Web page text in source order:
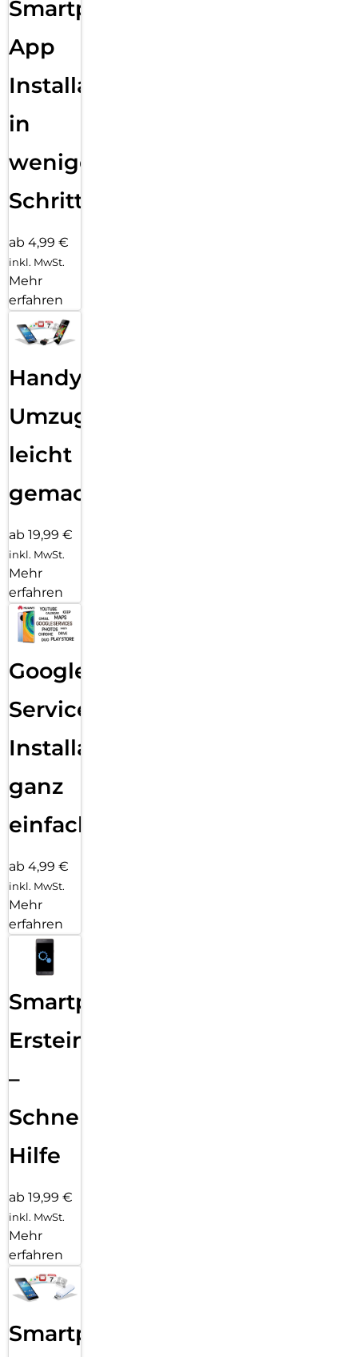
Smartphone
App
Installation
in
wenigen
Schritten
ab 4,99 €
inkl. MwSt.
Mehr
erfahren
Handy
Umzug
leicht
gemacht!
ab 19,99 €
inkl. MwSt.
Mehr
erfahren
Google
Services
Installation
ganz
einfach
ab 4,99 €
inkl. MwSt.
Mehr
erfahren
Smartphone
Ersteinrichtung
–
Schnelle
Hilfe
ab 19,99 €
inkl. MwSt.
Mehr
erfahren
Smartphone